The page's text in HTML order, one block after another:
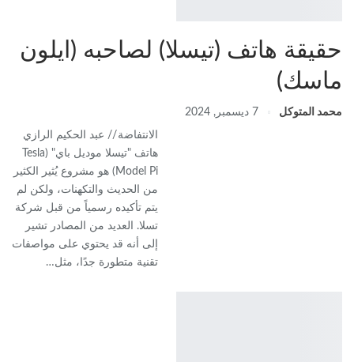
حقيقة هاتف (تيسلا) لصاحبه (ايلون
ماسك)
محمد المتوكل 7 ديسمبر, 2024
الانتفاضة // عبد الحكيم الرازي
هاتف "تيسلا موديل باي" (Tesla
Model Pi) هو مشروع يُثير الكثير
من الحديث والتكهنات، ولكن لم
يتم تأكيده رسمياً من قبل شركة
تسلا. العديد من المصادر تشير
إلى أنه قد يحتوي على مواصفات
تقنية متطورة جدًا، مثل…